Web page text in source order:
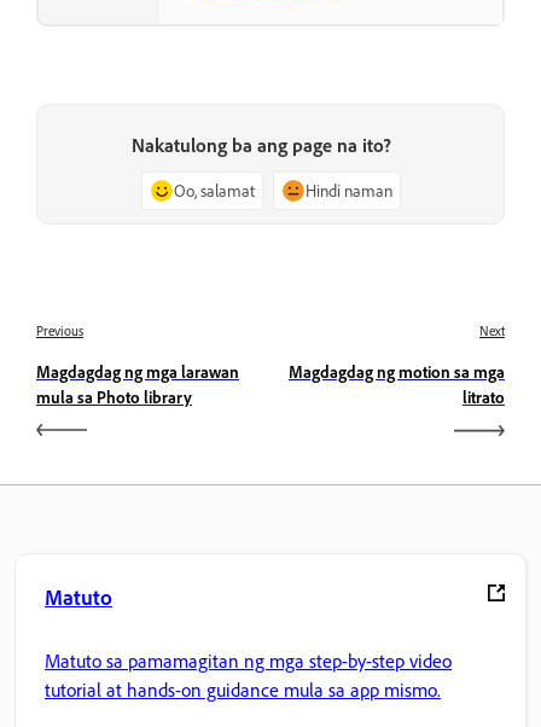
Nakatulong ba ang page na ito?
Oo, salamat Hindi naman
Previous
Magdagdag ng mga larawan
mula sa Photo library
Next
Magdagdag ng motion sa mga
litrato
Matuto
Matuto sa pamamagitan ng mga step-by-step video
tutorial at hands-on guidance mula sa app mismo.